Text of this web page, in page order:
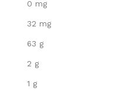
0 mg
32 mg
63 g
2 g
1 g